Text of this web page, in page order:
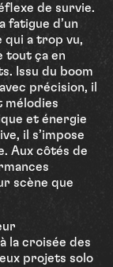
de survie.
fatigue d’un
qui a trop vu,
tout ça en
Issu du boom
précision, il
mélodies
et énergie
il s’impose
Aux côtés de
scène que
la croisée des
projets solo